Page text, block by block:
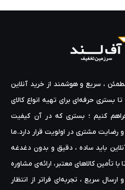
، سریع و هوشمند از خرید آنلاین
حرفه‌ای برای تهیه‌ انواع کالای
کنیم ؛ بستری که در آن کیفیت
مشتری در اولویت قرار دارد.ما
باید ساده ، دقیق و بدون دغدغه
تأمین کالاهای معتبر، ارائه‌ی مشاوره‌
سریع ، تجربه‌ای فراتر از انتظار